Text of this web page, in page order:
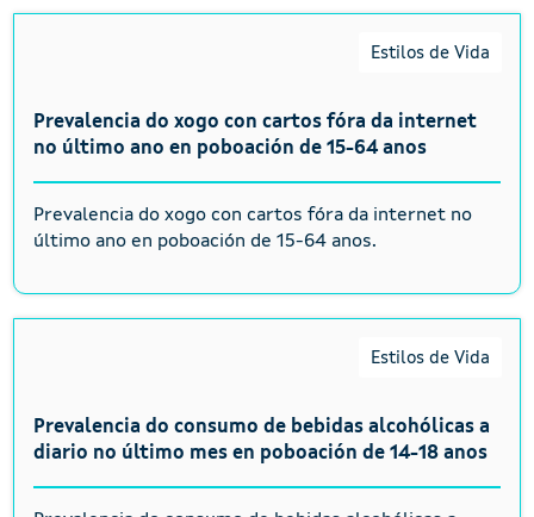
Estilos de Vida
Prevalencia do xogo con cartos fóra da internet
no último ano en poboación de 15-64 anos
Prevalencia do xogo con cartos fóra da internet no
último ano en poboación de 15-64 anos.
Estilos de Vida
Prevalencia do consumo de bebidas alcohólicas a
diario no último mes en poboación de 14-18 anos